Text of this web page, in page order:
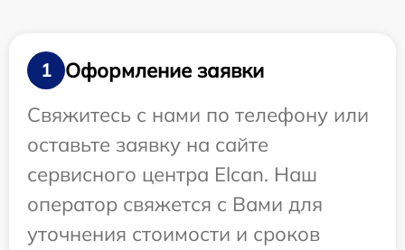
1
Оформление заявки
Свяжитесь с нами по телефону или
оставьте заявку на сайте
сервисного центра Elcan. Наш
оператор свяжется с Вами для
уточнения стоимости и сроков